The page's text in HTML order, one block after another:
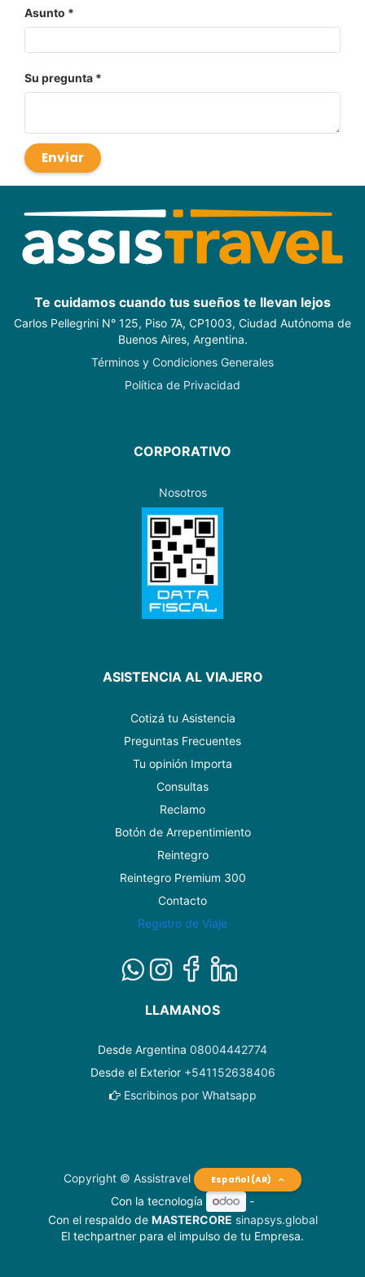
Asunto
Su pregunta
Enviar
Te cuidamos cuando tus sueños te llevan lejos
Carlos Pellegrini N° 125, Piso 7A, CP1003, Ciudad Autónoma de
Buenos Aires, Argentina.
Términos y Condiciones Generales
Política de Privacidad
CORPORATIVO
Nosotros
ASISTENCIA AL VIAJERO
Cotizá tu Asistencia
Preguntas Frecuentes
Tu opinión Importa
Consultas
Reclamo
Botón de Arrepentimiento
Reintegro
Reintegro Premium 300
Contacto
Registro de Viaje
LLAMANOS
Desde Argentina 08004442774
Desde el Exterior +541152638406
Escribinos por Whatsapp
Copyright © Assistravel Español (AR)
Con la tecnología
-
Con el respaldo de MASTERCORE sinapsys.global
El techpartner para el impulso de tu Empresa.